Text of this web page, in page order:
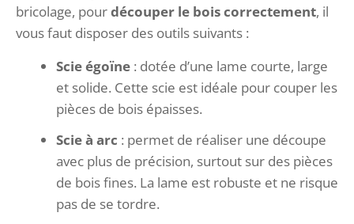
bricolage, pourdécouper le bois correctement, il
vous faut disposer des outils suivants :
Scie égoïne : dotée d’une lame courte, large
et solide. Cette scie est idéale pour couper les
pièces de bois épaisses.
Scie à arc : permet de réaliser une découpe
avec plus de précision, surtout sur des pièces
de bois fines. La lame est robuste et ne risque
pas de se tordre.